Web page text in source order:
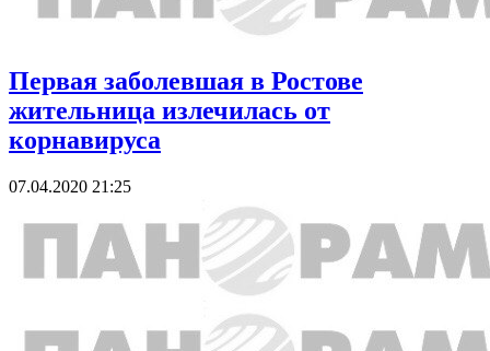
Первая заболевшая в Ростове
жительница излечилась от
корнавируса
07.04.2020 21:25